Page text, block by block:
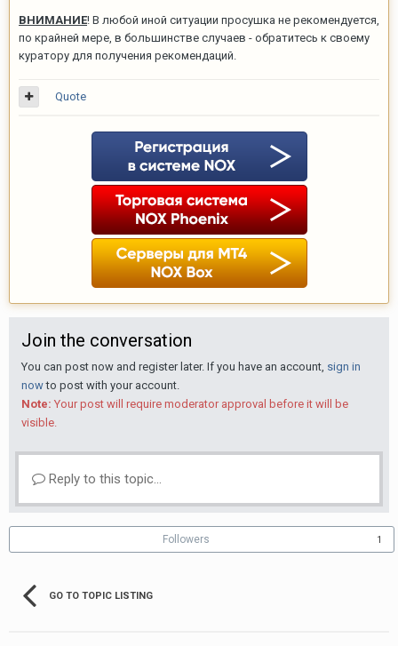
ВНИМАНИЕ! В любой иной ситуации просушка не рекомендуется,
по крайней мере, в большинстве случаев - обратитесь к своему
куратору для получения рекомендаций.
Quote
Join the conversation
You can post now and register later. If you have an account, sign in
nowto post with your account.
Note: Your post will require moderator approval before it will be
visible.
Reply to this topic...
Followers 1
GO TO TOPIC LISTING